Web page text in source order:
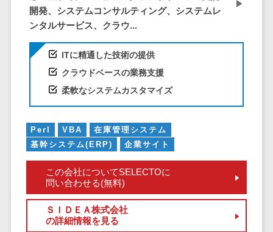
ID管理システム>
システム連携ツール（iPaaS）>
クラウド接続サービス>
キッティングサービス>
セキュリティ
標的型攻撃メール対策>
セキュリティ・脆弱性診断>
ペネトレーションテスト>
標的型攻撃メール訓練サービス>
広告運用代行
Webアンケー
トシステム
Web接客ツー
ル
MAツール
テム
SNS管理ツー
LINEマーケテ
ィングツール
SEOツール
開発、システムコンサルティング、システムレ
ンタルサービス、クラウ...
ITに精通した技術の提供
クラウドベースの業務支援
柔軟なシステムカスタマイズ
Perl VBA
在庫管理システム
基幹システム(ERP)
企業サイト
この会社についてSELECTOに
問い合わせる(無料)
ＳＩＤＥＡ株式会社
の詳細情報を見る